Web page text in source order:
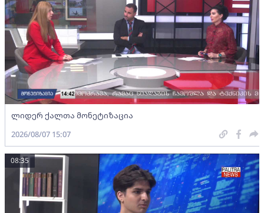
ლიდერ ქალთა მონეტიზაცია
2026/08/07 15:07
08:35